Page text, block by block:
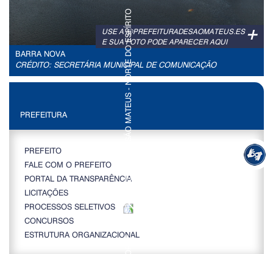
+
USE A @PREFEITURADESAOMATEUS.ES
E SUA FOTO PODE APARECER AQUI
BARRA NOVA
CRÉDITO: SECRETÁRIA MUNICIPAL DE COMUNICAÇÃO
PREFEITURA
PREFEITO
FALE COM O PREFEITO
PORTAL DA TRANSPARÊNCIA
LICITAÇÕES
PROCESSOS SELETIVOS
CONCURSOS
ESTRUTURA ORGANIZACIONAL